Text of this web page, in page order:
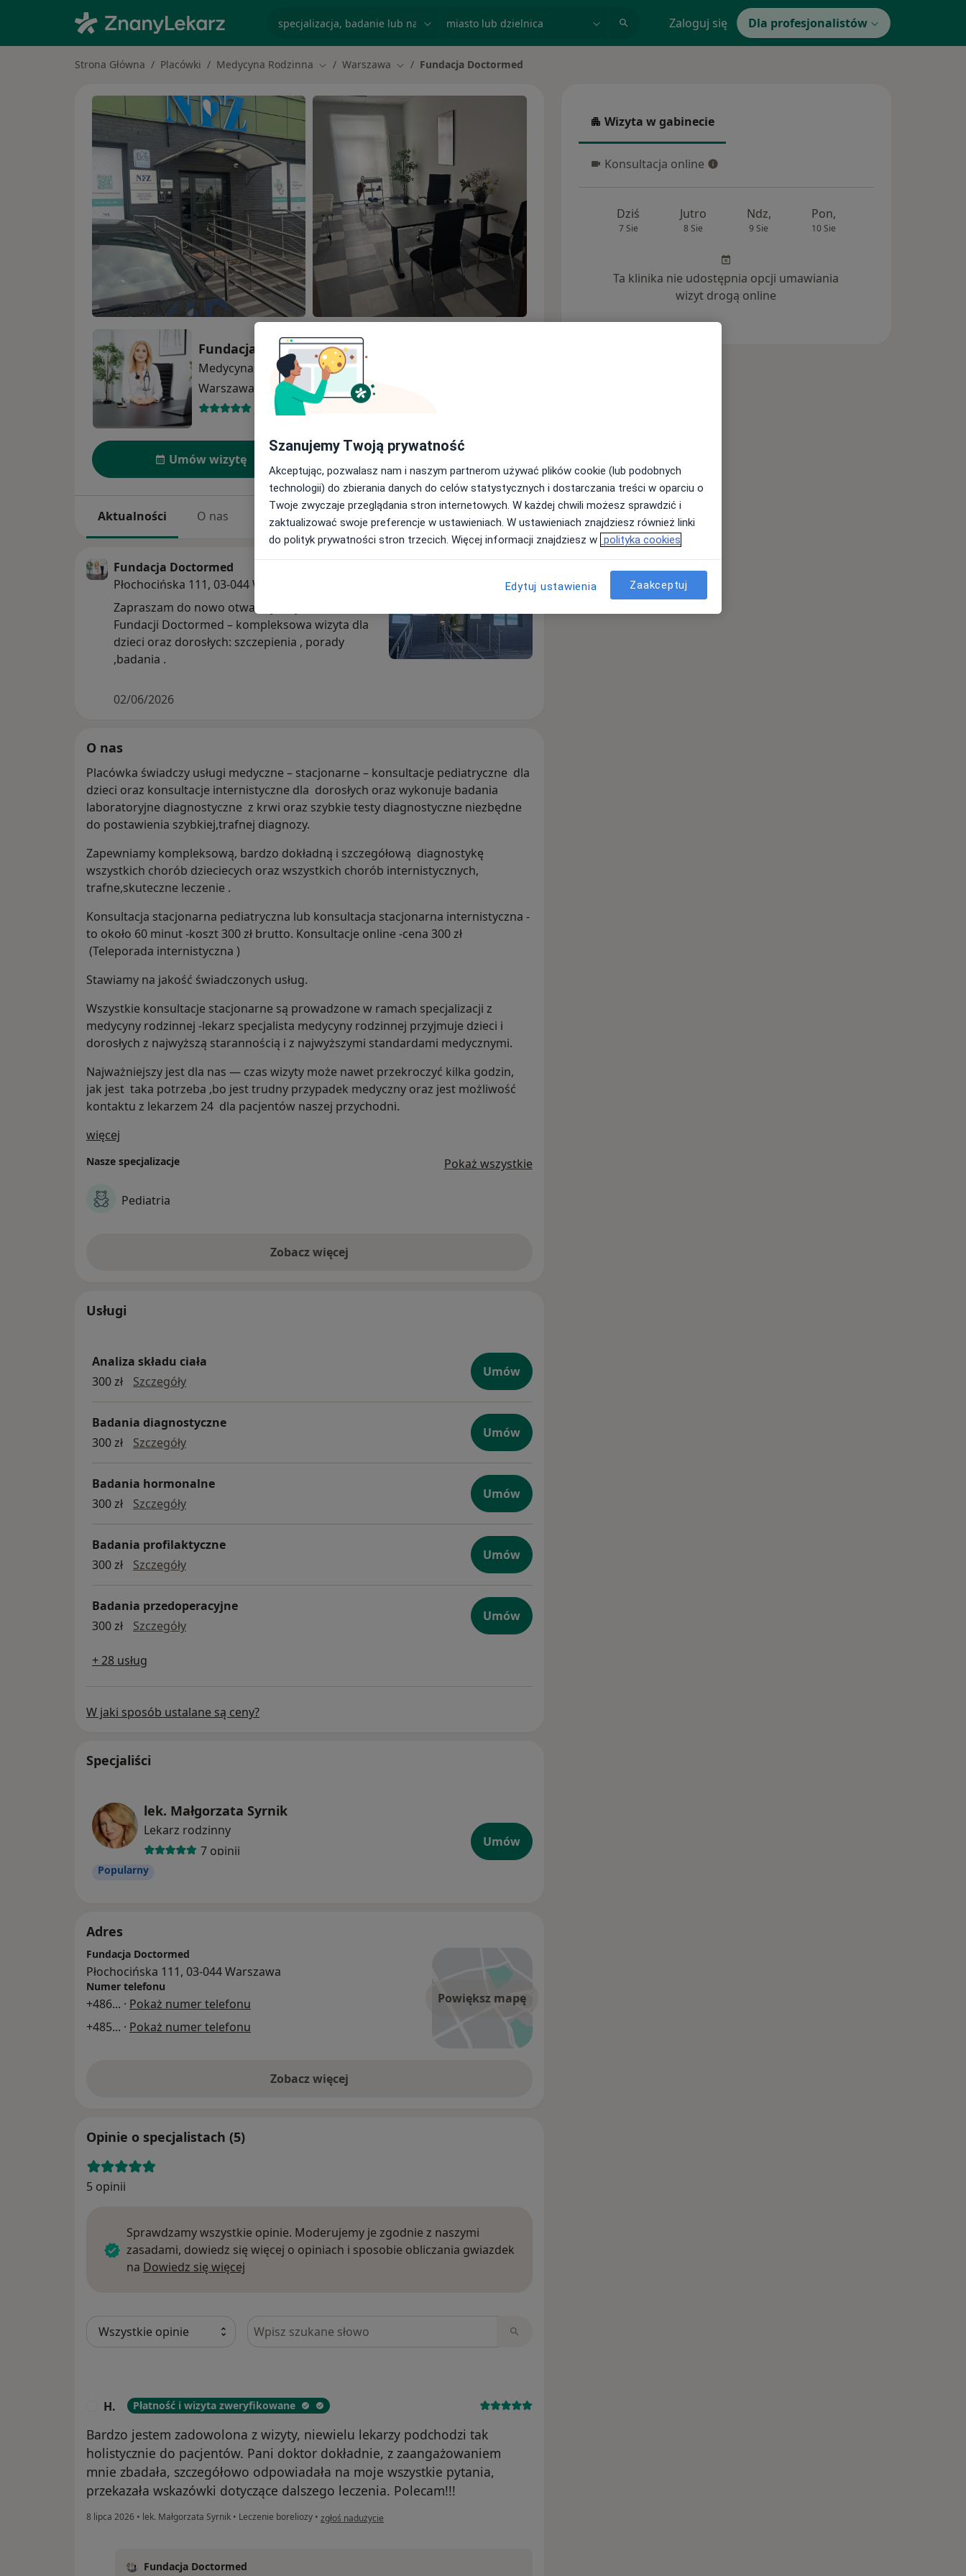
Zaloguj się Dla profesjonalistów
Strona Główna Placówki Medycyna Rodzinna Zmień miasto
Warszawa Zmień miasto
Fundacja Doctormed
Fundacja Doctormed
Medycyna rodzinnawięcej
Warszawa
1 adres
5 opinii
Umów wizytę
Aktualności O nas Usługi Specjaliści Adresy Opinie
Fundacja Doctormed
Płochocińska 111, 03-044 Warszawa
Zapraszam do nowo otwartej Przychodni
Fundacji Doctormed – kompleksowa wizyta dla
dzieci oraz dorosłych: szczepienia , porady
,badania .
02/06/2026
O nas
Placówka świadczy usługi medyczne – stacjonarne – konsultacje pediatryczne dla
dzieci oraz konsultacje internistyczne dla dorosłych oraz wykonuje badania
laboratoryjne diagnostyczne z krwi oraz szybkie testy diagnostyczne niezbędne
do postawienia szybkiej,trafnej diagnozy.
Zapewniamy kompleksową, bardzo dokładną i szczegółową diagnostykę
wszystkich chorób dzieciecych oraz wszystkich chorób internistycznych,
trafne,skuteczne leczenie .
Konsultacja stacjonarna pediatryczna lub konsultacja stacjonarna internistyczna -
to około 60 minut -koszt 300 zł brutto. Konsultacje online -cena 300 zł
(Teleporada internistyczna )
Stawiamy na jakość świadczonych usług.
Wszystkie konsultacje stacjonarne są prowadzone w ramach specjalizacji z
medycyny rodzinnej -lekarz specjalista medycyny rodzinnej przyjmuje dzieci i
dorosłych z najwyższą starannością i z najwyższymi standardami medycznymi.
Najważniejszy jest dla nas — czas wizyty może nawet przekroczyć kilka godzin,
jak jest taka potrzeba ,bo jest trudny przypadek medyczny oraz jest możliwość
kontaktu z lekarzem 24 dla pacjentów naszej przychodni.
więcej
Nasze specjalizacje Pokaż wszystkie
Pediatria
Zobacz więcej
Usługi
Analiza składu ciała
300 zł
SzczegółyAnaliza składu ciała
Umów
Badania diagnostyczne
300 zł
Szczegółybadania diagnostyczne
Umów
Badania hormonalne
300 zł
Szczegółybadania hormonalne
Umów
Badania profilaktyczne
300 zł
Szczegółybadania profilaktyczne
Umów
Badania przedoperacyjne
300 zł
Szczegółybadania przedoperacyjne
Umów
+ 28 usług
W jaki sposób ustalane są ceny?
Specjaliści
lek. Małgorzata Syrnik
Lekarz rodzinny
7 opinii
Popularny
Umów
Adres
Powiększ mapę
Fundacja Doctormed
Płochocińska 111, 03-044 Warszawa
Numer telefonu
+486... · Pokaż numer telefonu
+485... · Pokaż numer telefonu
Zobacz więcej
Opinie o specjalistach (5)
5 opinii
Sprawdzamy wszystkie opinie. Moderujemy je zgodnie z naszymi
zasadami, dowiedz się więcej o opiniach i sposobie obliczania gwiazdek
na Dowiedz się więcej
Szukaj w opiniach
H. Płatność i wizyta zweryfikowane
Bardzo jestem zadowolona z wizyty, niewielu lekarzy podchodzi tak
holistycznie do pacjentów. Pani doktor dokładnie, z zaangażowaniem
mnie zbadała, szczegółowo odpowiadała na moje wszystkie pytania,
przekazała wskazówki dotyczące dalszego leczenia. Polecam!!!
8 lipca 2026 • lek. Małgorzata Syrnik • Leczenie boreliozy • w opinii użytkownika H.
zgłoś nadużycie
Fundacja Doctormed
Wizyta w gabinecie
Wizyta w gabinecie
Konsultacja online
Konsultacja online
Dziś
7 Sie
Jutro
8 Sie
Ndz,
9 Sie
Pon,
10 Sie
Ta klinika nie udostępnia opcji umawiania
wizyt drogą online
Szanujemy Twoją prywatność
Akceptując, pozwalasz nam i naszym partnerom używać plików cookie (lub podobnych
technologii) do zbierania danych do celów statystycznych i dostarczania treści w oparciu o
Twoje zwyczaje przeglądania stron internetowych. W każdej chwili możesz sprawdzić i
zaktualizować swoje preferencje w ustawieniach. W ustawieniach znajdziesz również linki
do polityk prywatności stron trzecich. Więcej informacji znajdziesz w polityka cookies
Edytuj ustawienia Zaakceptuj